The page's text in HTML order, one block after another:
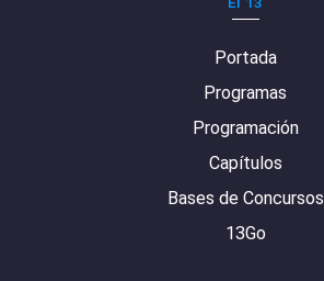
Portada
Programas
Programación
Capítulos
Bases de Concursos
13Go